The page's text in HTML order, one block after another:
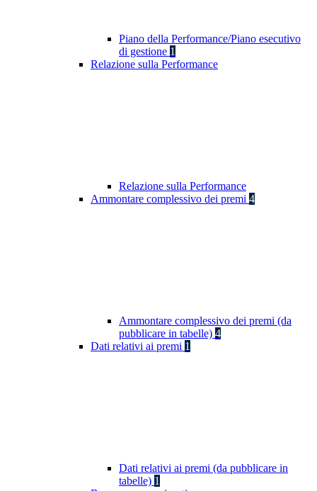
Piano della Performance/Piano esecutivo
di gestione 1
Relazione sulla Performance
Relazione sulla Performance
Ammontare complessivo dei premi 4
Ammontare complessivo dei premi (da
pubblicare in tabelle) 4
Dati relativi ai premi 1
Dati relativi ai premi (da pubblicare in
tabelle) 1